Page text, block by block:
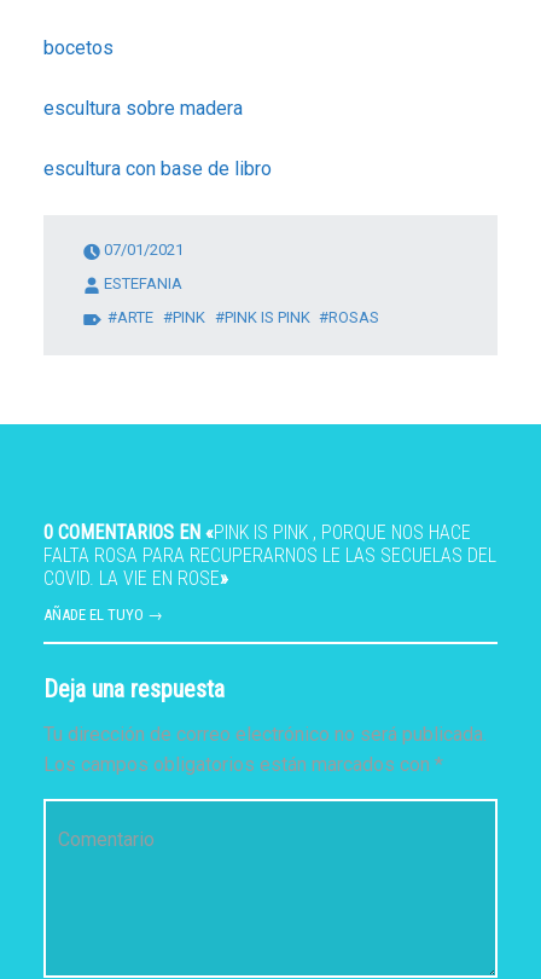
bocetos
escultura sobre madera
escultura con base de libro
07/01/2021
ESTEFANIA
ARTE
PINK PINK IS PINK ROSAS
0 COMENTARIOS EN «PINK IS PINK , PORQUE NOS HACE
FALTA ROSA PARA RECUPERARNOS LE LAS SECUELAS DEL
COVID. LA VIE EN ROSE»
AÑADE EL TUYO →
Deja una respuesta
Tu dirección de correo electrónico no será publicada.
Los campos obligatorios están marcados con *